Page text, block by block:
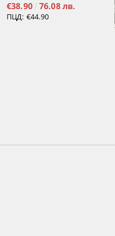
€38.90 76.08 лв.
ПЦД: €44.90